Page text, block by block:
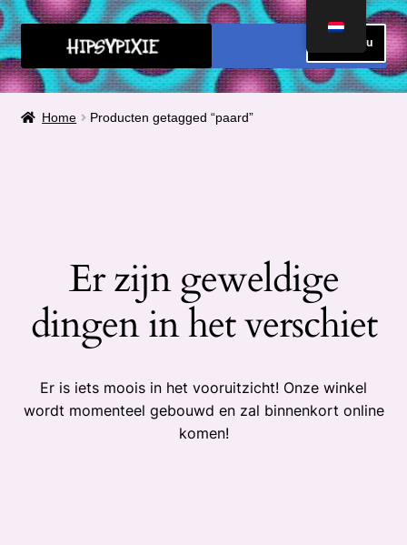
Ga
door
naar
Ga
direct
naar
inhoud
Menu
HOME
CONTACT
SHOP
Winkelmand
Home Producten getagged “paard”
Er zijn geweldige
dingen in het verschiet
Er is iets moois in het vooruitzicht! Onze winkel
wordt momenteel gebouwd en zal binnenkort online
komen!